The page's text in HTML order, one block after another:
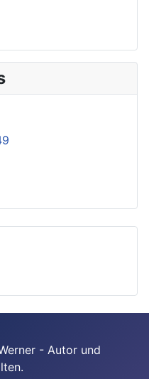
- Autor und